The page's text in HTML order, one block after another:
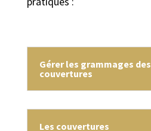
Gérer les grammages des
couvertures
Les couvertures